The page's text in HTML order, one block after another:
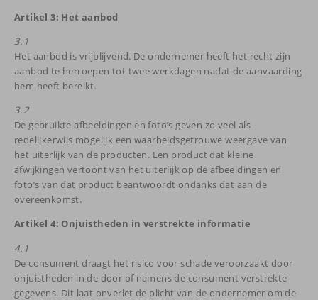
Artikel 3: Het aanbod
3.1
Het aanbod is vrijblijvend. De ondernemer heeft het recht zijn
aanbod te herroepen tot twee werkdagen nadat de aanvaarding
hem heeft bereikt.
3.2
De gebruikte afbeeldingen en foto’s geven zo veel als
redelijkerwijs mogelijk een waarheidsgetrouwe weergave van
het uiterlijk van de producten. Een product dat kleine
afwijkingen vertoont van het uiterlijk op de afbeeldingen en
foto’s van dat product beantwoordt ondanks dat aan de
overeenkomst.
Artikel 4: Onjuistheden in verstrekte informatie
4.1
De consument draagt het risico voor schade veroorzaakt door
onjuistheden in de door of namens de consument verstrekte
gegevens. Dit laat onverlet de plicht van de ondernemer om de